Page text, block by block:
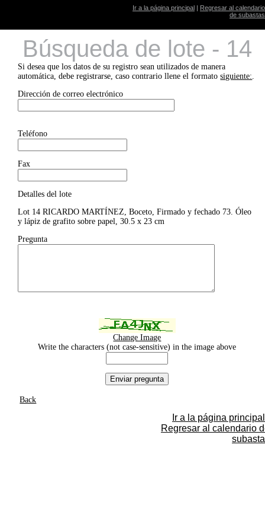
Ir a la página principal | Regresar al calendario
de subastas
Búsqueda de lote - 14
Si desea que los datos de su registro sean utilizados de manera
automática, debe registrarse, caso contrario llene el formatosiguiente:.
Dirección de correo electrónico
Teléfono
Fax
Detalles del lote
Lot 14 RICARDO MARTÍNEZ, Boceto, Firmado y fechado 73. Óleo
y lápiz de grafito sobre papel, 30.5 x 23 cm
Pregunta
Change Image
Write the characters (not case-sensitive) in the image above
Back
Ir a la página principal
Regresar al calendario